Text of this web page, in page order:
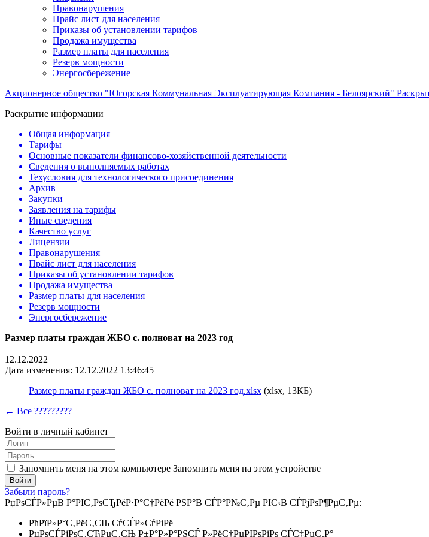
Правонарушения
Прайс лист для населения
Приказы об установлении тарифов
Продажа имущества
Размер платы для населения
Резерв мощности
Энергосбережение
Акционерное общество "Югорская Коммунальная Эксплуатирующая Компания - Белоярский"
Раскрытие информации
Общая информация
Тарифы
Основные показатели финансово-хозяйственной деятельности
Сведения о выполняемых работах
Техусловия для технологического присоединения
Архив
Закупки
Заявления на тарифы
Иные сведения
Качество услуг
Лицензии
Правонарушения
Прайс лист для населения
Приказы об установлении тарифов
Продажа имущества
Размер платы для населения
Резерв мощности
Энергосбережение
Размер платы граждан ЖБО с. полноват на 2023 год
12.12.2022
Дата изменения: 12.12.2022 13:46:45
Размер платы граждан ЖБО с. полноват на 2023 год.xlsx (xlsx, 13КБ)
← Все ?????????
Войти в личный кабинет
Запомнить меня на этом компьютере Запомнить меня на этом устройстве
Забыли пароль?
РџРѕСЃР»РµВ Р°РІС‚РѕСЂРёР·Р°С†РёРё РЅР°В СЃР°Р№С‚Рµ РІС‹В СЃРјРѕР¶РµС‚Рµ:
РћРїР»Р°С‚РёС‚СЊ СѓСЃР»СѓРіРё
РџРѕСЃРјРѕС‚СЂРµС‚СЊ Р±Р°Р»Р°РЅСЃ Р»РёС†РµРІРѕРіРѕ СЃС‡РµС‚Р°